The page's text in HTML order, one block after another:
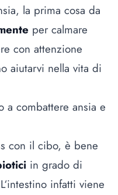
la prima cosa da
per calmare
con attenzione
aiutarvi nella vita di
combattere ansia e
con il cibo, è bene
in grado di
infatti viene